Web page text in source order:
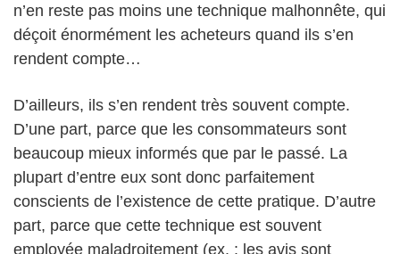
n’en reste pas moins une technique malhonnête, qui
déçoit énormément les acheteurs quand ils s’en
rendent compte…
D’ailleurs, ils s’en rendent très souvent compte.
D’une part, parce que les consommateurs sont
beaucoup mieux informés que par le passé. La
plupart d’entre eux sont donc parfaitement
conscients de l’existence de cette pratique. D’autre
part, parce que cette technique est souvent
employée maladroitement (ex. : les avis sont